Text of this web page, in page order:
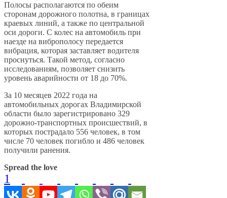
Полосы располагаются по обеим
сторонам дорожного полотна, в границах
краевых линий, а также по центральной
оси дороги. С колес на автомобиль при
наезде на виброполосу передается
вибрация, которая заставляет водителя
проснуться. Такой метод, согласно
исследованиям, позволяет снизить
уровень аварийности от 18 до 70%.
За 10 месяцев 2022 года на
автомобильных дорогах Владимирской
области было зарегистрировано 329
дорожно-транспортных происшествий, в
которых пострадало 556 человек, в том
числе 70 человек погибло и 486 человек
получили ранения.
Spread the love
1